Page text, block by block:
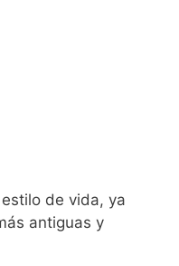
de vida, ya
antiguas y